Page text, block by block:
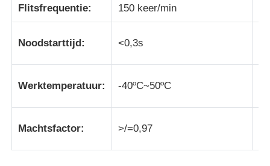
Fabrieksreis
Kwaliteitscontrole
Contacteer ons
Flitsfrequentie: 150 keer/min
Noodstarttijd: <0,3s
Werktemperatuur: -40ºC~50ºC
Machtsfactor: >/=0,97